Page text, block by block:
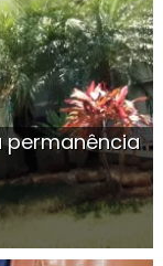
permanência